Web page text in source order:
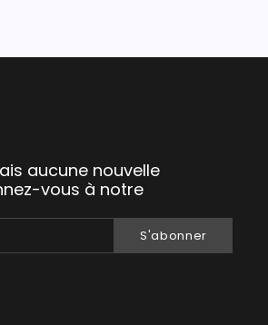
aucune nouvelle
vous à notre
S'abonner